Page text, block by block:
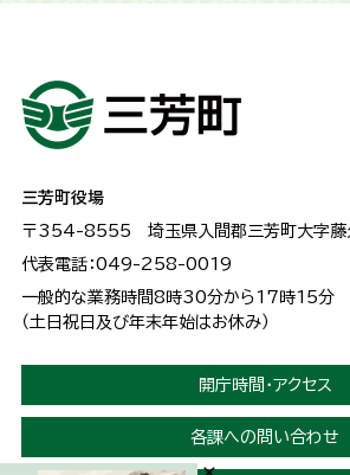
三芳町役場
〒354-8555 埼玉県入間郡三芳町大字藤
代表電話：049-258-0019
一般的な業務時間8時30分から17時15分
（土日祝日及び年末年始はお休み）
開庁時間・アクセス
各課への問い合わせ